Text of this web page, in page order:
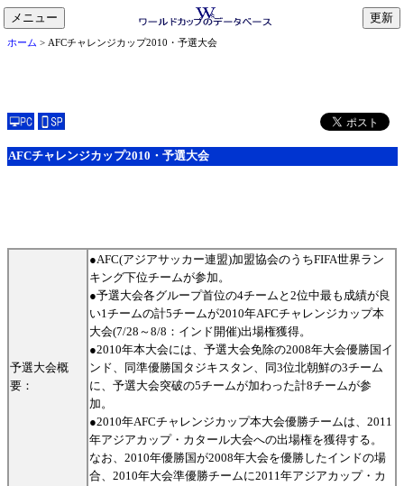
メニュー
toggle
navigation
ホーム > AFCチャレンジカップ2010・予選大会
AFCチャレンジカップ2010・予選大会
予選大会概
要：
●AFC(アジアサッカー連盟)加盟協会のうちFIFA世界ラン
キング下位チームが参加。
●予選大会各グループ首位の4チームと2位中最も成績が良
い1チームの計5チームが2010年AFCチャレンジカップ本
大会(7/28～8/8：インド開催)出場権獲得。
●2010年本大会には、予選大会免除の2008年大会優勝国イ
ンド、同準優勝国タジキスタン、同3位北朝鮮の3チーム
に、予選大会突破の5チームが加わった計8チームが参
加。
●2010年AFCチャレンジカップ本大会優勝チームは、2011
年アジアカップ・カタール大会への出場権を獲得する。
なお、2010年優勝国が2008年大会を優勝したインドの場
合、2010年大会準優勝チームに2011年アジアカップ・カ